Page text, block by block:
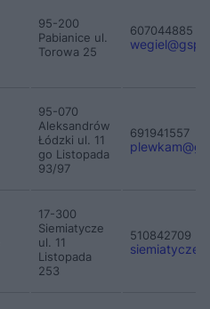
95-200
Pabianice ul.
Torowa 25
607044885
wegiel@
95-070
Aleksandrów
Łódzki ul. 11
go Listopada
93/97
691941557
plewkam@
17-300
Siemiatycze
ul. 11
Listopada
253
510842709
siemiatycze